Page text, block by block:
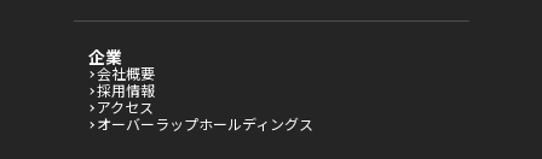
企業
会社概要
採用情報
アクセス
オーバーラップホールディングス